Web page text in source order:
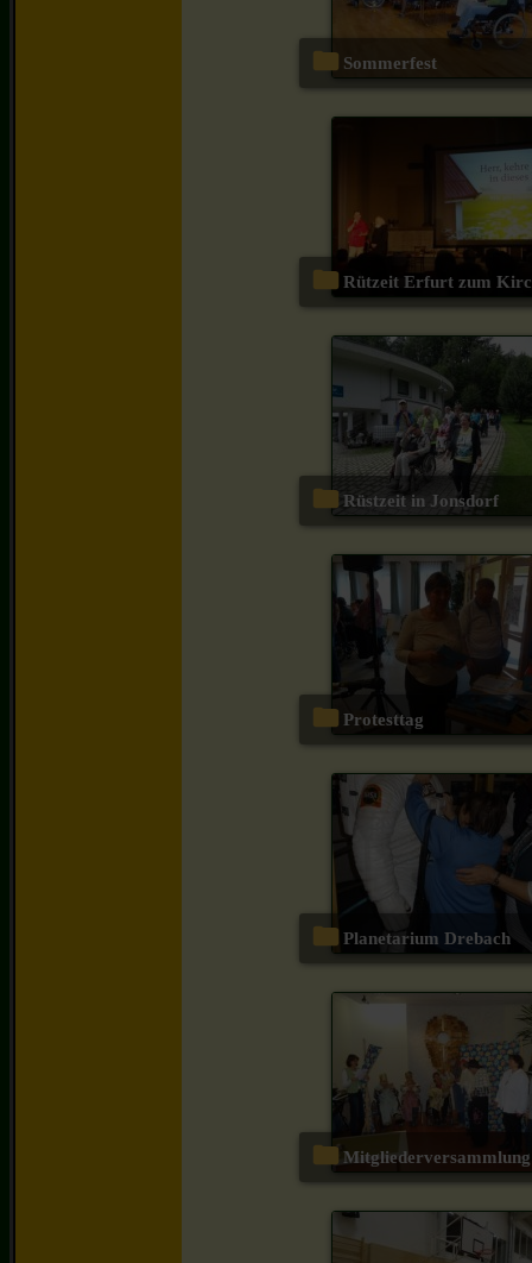
Sommerfest
Rützeit Erfurt zum
Rüstzeit in Jonsdorf
Protesttag
Planetarium Drebach
Mitgliederversammlung